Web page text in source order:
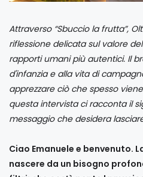
Attraverso “Sbuccio la frutta”,
riflessione delicata sul valore
rapporti umani più autentici. Il
d'infanzia e alla vita di
apprezzare ciò che spesso
questa intervista ci racconta il
messaggio che desidera
Ciao Emanuele e benvenuto.
nascere da un bisogno